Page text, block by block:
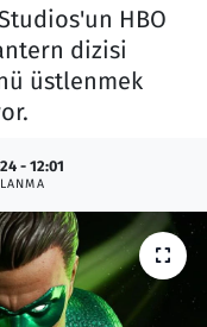
HBO
dizisi
üstlenmek
- 12:01